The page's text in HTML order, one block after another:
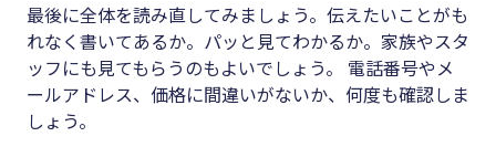
最後に全体を読み直してみましょう。伝えたいことがも
れなく書いてあるか。パッと見てわかるか。家族やスタ
ッフにも見てもらうのもよいでしょう。 電話番号やメ
ールアドレス、価格に間違いがないか、何度も確認しま
しょう。